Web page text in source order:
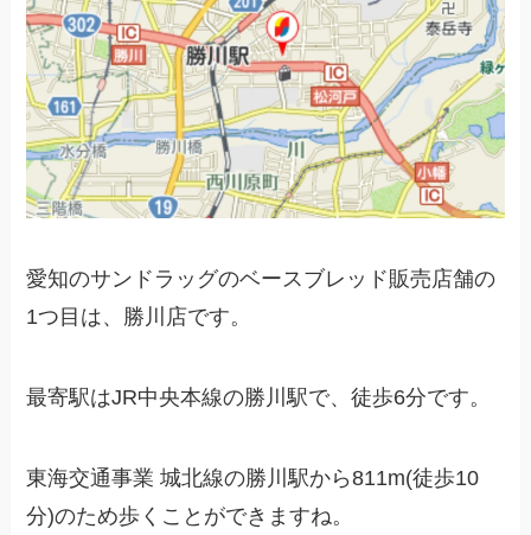
愛知のサンドラッグのベースブレッド販売店舗の
1つ目は、勝川店です。
最寄駅はJR中央本線の勝川駅で、徒歩6分です。
東海交通事業 城北線の勝川駅から811m(徒歩10
分)のため歩くことができますね。